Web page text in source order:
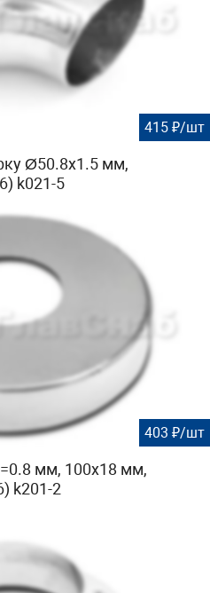
415 ₽/шт
Ø50.8х1.5 мм,
k021-5
403 ₽/шт
мм, 100х18 мм,
k201-2